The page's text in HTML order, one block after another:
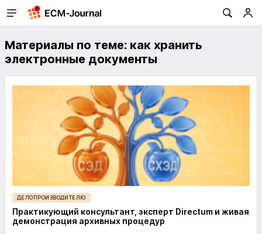
Материалы по теме: как хранить
электронные документы
ДЕЛОПРОИЗВОДИТЕЛЮ
Практикующий консультант, эксперт Directum и живая
демонстрация архивных процедур